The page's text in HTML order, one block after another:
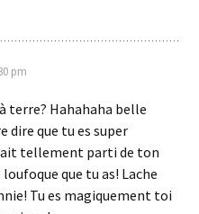
pm
terre? Hahahaha belle
dire que tu es super
tellement parti de ton
que tu as! Lache
Tu es magiquement toi